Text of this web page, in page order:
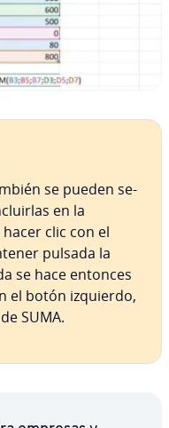
se pueden se­
en la
clic con el
pulsada la
se hace entonces
el botón izquierdo,
SUMA.